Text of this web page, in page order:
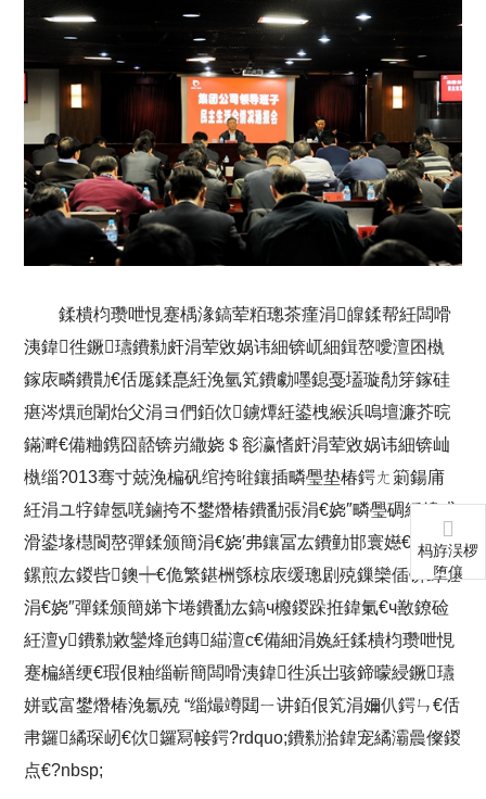
鍒樻枃瓒呭悓蹇楀湪鎬荤粨璁茶瘽涓皥鍒帮紝闆嗗
洟鍏徃鐝瓙鐨勬皯涓荤敓娲讳細锛屼細鍓嶅噯澶囨槸
鎵庡疄鐨勩€佸厖鍒嗭紝浼氫笂鐨勮嚜鎴戞壒璇勪笌鎵硅
瘎涔熼兘闈炲父涓ヨ們銆佽鐪燂紝鍙栧緱浜嗚壇濂芥晥
鏋溿€備粬鎸囧嚭锛岃繖娆＄彮瀛愭皯涓荤敓娲讳細锛屾
槸缁?013骞寸兢浼楄矾绾挎暀鑲插疄璺垫椿鍔ㄤ箣鍚庯
紝涓ユ牸鍏氬唴鏀挎不鐢熸椿鐨勫張涓€娆″疄璺碉紝鎴戜
滑鍙堟櫘閬嶅彈鍒颁簡涓€娆′弗鑲冨厷鐨勭邯寰嬨€佷弗
鏍煎厷鍐呰鐭┿€佹繁鍖栦綔椋庡缓璁剧殑鏁欒偛锛屽啀
涓€娆″彈鍒颁簡娣卞埢鐨勫厷鎬ч櫠鍐跺拰鍏氭€ч敾鐐硷
紝澶у鐨勬敹鑾烽兘鏄緢澶с€備細涓婏紝鍒樻枃瓒呭悓
蹇楄繕绠€瑕佷粙缁嶄簡闆嗗洟鍏徃浜岀骇鍗曚綅鐝瓙
姘戜富鐢熸椿浼氱殑 “缁熶竴閮ㄧ讲銆佷笂涓嬭仈鍔ㄣ€佸
帇鑼繘琛屻€佽鑼冩帹鍔?rdquo;鐨勬湁鍏宠繘灞曟儏鍐
点€?nbsp;
杩斿洖椤
堕儴